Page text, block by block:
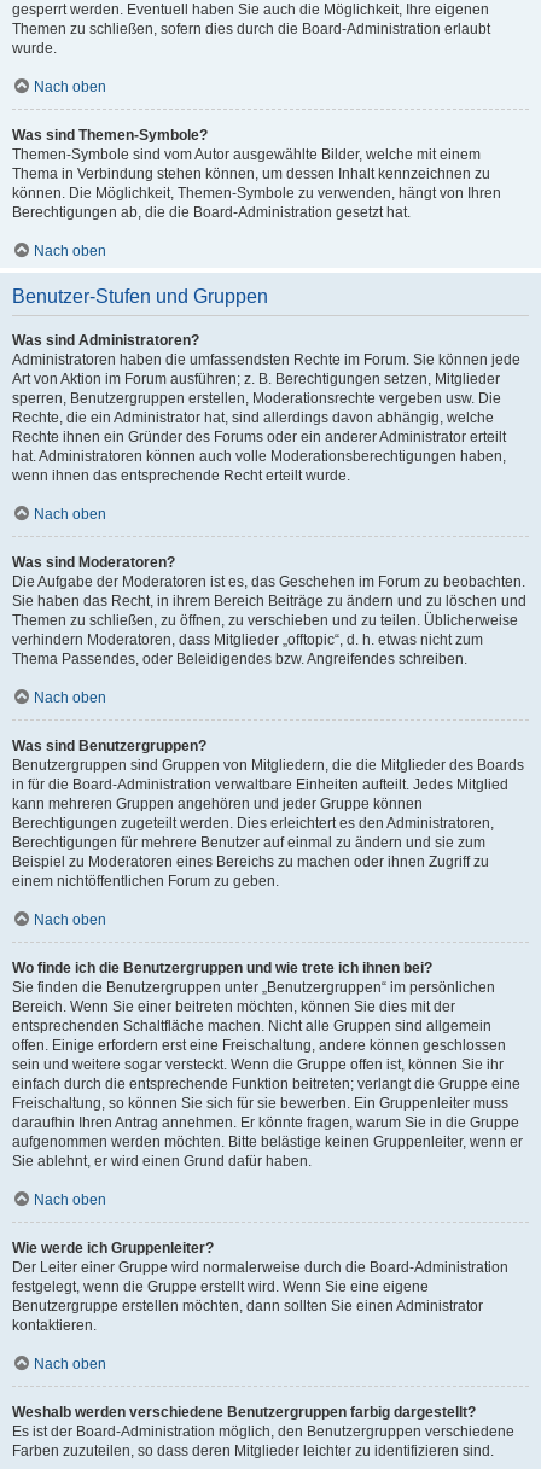
gesperrt werden. Eventuell haben Sie auch die Möglichkeit, Ihre eigenen
Themen zu schließen, sofern dies durch die Board-Administration erlaubt
wurde.
Nach oben
Was sind Themen-Symbole?
Themen-Symbole sind vom Autor ausgewählte Bilder, welche mit einem
Thema in Verbindung stehen können, um dessen Inhalt kennzeichnen zu
können. Die Möglichkeit, Themen-Symbole zu verwenden, hängt von Ihren
Berechtigungen ab, die die Board-Administration gesetzt hat.
Nach oben
Benutzer-Stufen und Gruppen
Was sind Administratoren?
Administratoren haben die umfassendsten Rechte im Forum. Sie können jede
Art von Aktion im Forum ausführen; z. B. Berechtigungen setzen, Mitglieder
sperren, Benutzergruppen erstellen, Moderationsrechte vergeben usw. Die
Rechte, die ein Administrator hat, sind allerdings davon abhängig, welche
Rechte ihnen ein Gründer des Forums oder ein anderer Administrator erteilt
hat. Administratoren können auch volle Moderationsberechtigungen haben,
wenn ihnen das entsprechende Recht erteilt wurde.
Nach oben
Was sind Moderatoren?
Die Aufgabe der Moderatoren ist es, das Geschehen im Forum zu beobachten.
Sie haben das Recht, in ihrem Bereich Beiträge zu ändern und zu löschen und
Themen zu schließen, zu öffnen, zu verschieben und zu teilen. Üblicherweise
verhindern Moderatoren, dass Mitglieder „offtopic“, d. h. etwas nicht zum
Thema Passendes, oder Beleidigendes bzw. Angreifendes schreiben.
Nach oben
Was sind Benutzergruppen?
Benutzergruppen sind Gruppen von Mitgliedern, die die Mitglieder des Boards
in für die Board-Administration verwaltbare Einheiten aufteilt. Jedes Mitglied
kann mehreren Gruppen angehören und jeder Gruppe können
Berechtigungen zugeteilt werden. Dies erleichtert es den Administratoren,
Berechtigungen für mehrere Benutzer auf einmal zu ändern und sie zum
Beispiel zu Moderatoren eines Bereichs zu machen oder ihnen Zugriff zu
einem nichtöffentlichen Forum zu geben.
Nach oben
Wo finde ich die Benutzergruppen und wie trete ich ihnen bei?
Sie finden die Benutzergruppen unter „Benutzergruppen“ im persönlichen
Bereich. Wenn Sie einer beitreten möchten, können Sie dies mit der
entsprechenden Schaltfläche machen. Nicht alle Gruppen sind allgemein
offen. Einige erfordern erst eine Freischaltung, andere können geschlossen
sein und weitere sogar versteckt. Wenn die Gruppe offen ist, können Sie ihr
einfach durch die entsprechende Funktion beitreten; verlangt die Gruppe eine
Freischaltung, so können Sie sich für sie bewerben. Ein Gruppenleiter muss
daraufhin Ihren Antrag annehmen. Er könnte fragen, warum Sie in die Gruppe
aufgenommen werden möchten. Bitte belästige keinen Gruppenleiter, wenn er
Sie ablehnt, er wird einen Grund dafür haben.
Nach oben
Wie werde ich Gruppenleiter?
Der Leiter einer Gruppe wird normalerweise durch die Board-Administration
festgelegt, wenn die Gruppe erstellt wird. Wenn Sie eine eigene
Benutzergruppe erstellen möchten, dann sollten Sie einen Administrator
kontaktieren.
Nach oben
Weshalb werden verschiedene Benutzergruppen farbig dargestellt?
Es ist der Board-Administration möglich, den Benutzergruppen verschiedene
Farben zuzuteilen, so dass deren Mitglieder leichter zu identifizieren sind.